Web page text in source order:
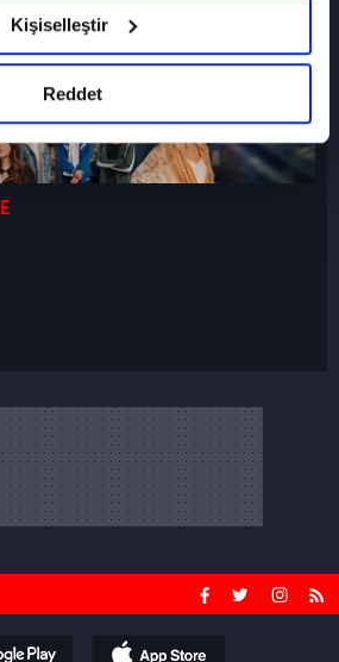
Kişisel Verilerin Korunması
hazırlanmış olan İnternet
Metnimizi okumak ve
veri işleme faaliyetleri ile ilgili
almak için lütfentıklayınız.
Kişiselleştir
Reddet